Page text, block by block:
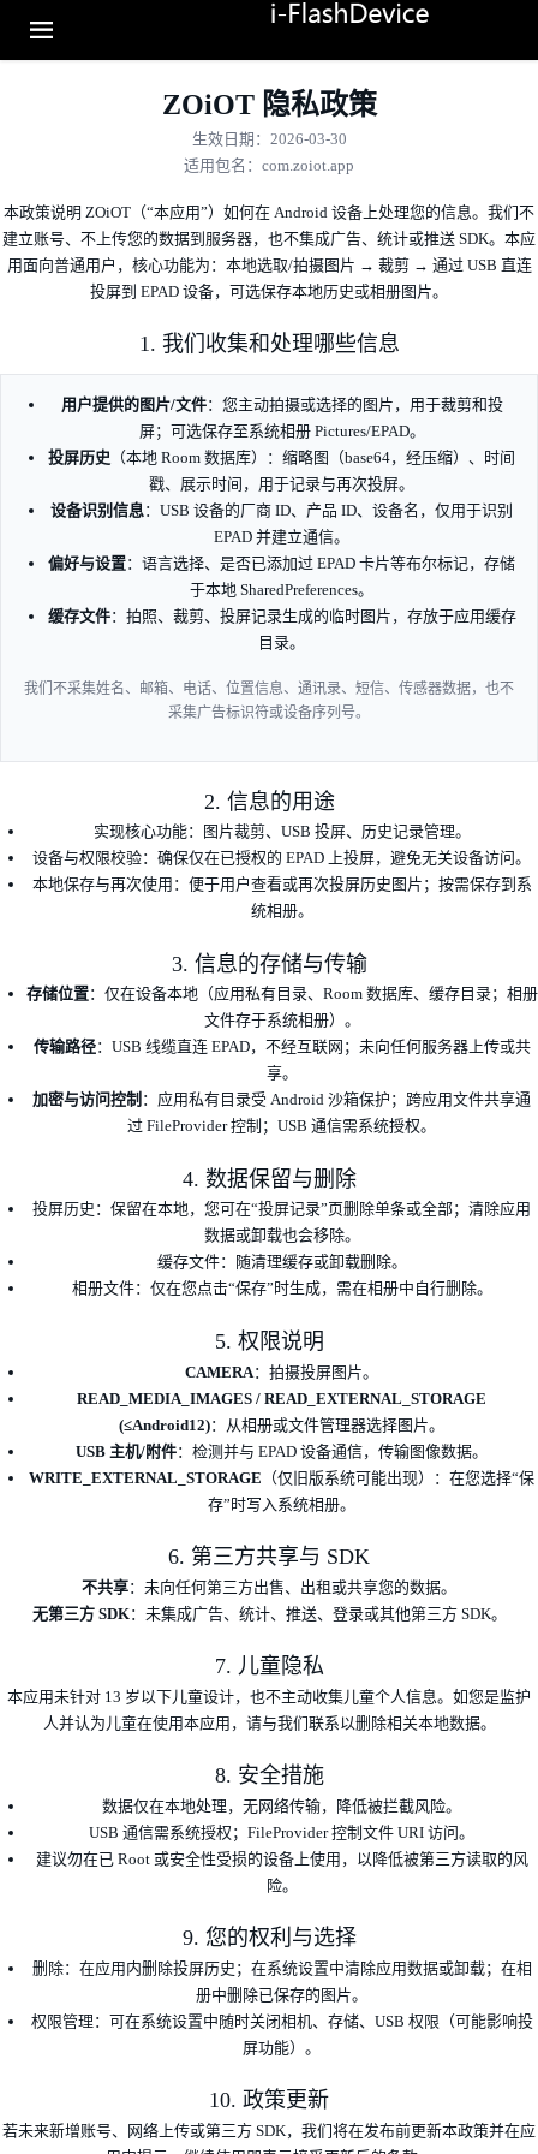
读卡器
ZOiOT 隐私政策
生效日期：2026-03-30
适用包名：com.zoiot.app
本政策说明 ZOiOT（“本应用”）如何在 Android 设备上处理您的信息。我们不
建立账号、不上传您的数据到服务器，也不集成广告、统计或推送 SDK。本应
用面向普通用户，核心功能为：本地选取/拍摄图片 → 裁剪 → 通过 USB 直连
投屏到 EPAD 设备，可选保存本地历史或相册图片。
1. 我们收集和处理哪些信息
用户提供的图片/文件：您主动拍摄或选择的图片，用于裁剪和投
屏；可选保存至系统相册 Pictures/EPAD。
投屏历史 （本地 Room 数据库）：缩略图（base64，经压缩）、时间
戳、展示时间，用于记录与再次投屏。
设备识别信息：USB 设备的厂商 ID、产品 ID、设备名，仅用于识别
EPAD 并建立通信。
偏好与设置：语言选择、是否已添加过 EPAD 卡片等布尔标记，存储
于本地 SharedPreferences。
缓存文件：拍照、裁剪、投屏记录生成的临时图片，存放于应用缓存
目录。
我们不采集姓名、邮箱、电话、位置信息、通讯录、短信、传感器数据，也不
采集广告标识符或设备序列号。
2. 信息的用途
实现核心功能：图片裁剪、USB 投屏、历史记录管理。
设备与权限校验：确保仅在已授权的 EPAD 上投屏，避免无关设备访问。
本地保存与再次使用：便于用户查看或再次投屏历史图片；按需保存到系
统相册。
3. 信息的存储与传输
存储位置：仅在设备本地（应用私有目录、Room 数据库、缓存目录；相册
文件存于系统相册）。
传输路径：USB 线缆直连 EPAD，不经互联网；未向任何服务器上传或共
享。
加密与访问控制 ：应用私有目录受 Android 沙箱保护；跨应用文件共享通
过 FileProvider 控制；USB 通信需系统授权。
4. 数据保留与删除
投屏历史：保留在本地，您可在“投屏记录”页删除单条或全部；清除应用
数据或卸载也会移除。
缓存文件：随清理缓存或卸载删除。
相册文件：仅在您点击“保存”时生成，需在相册中自行删除。
5. 权限说明
CAMERA：拍摄投屏图片。
READ_MEDIA_IMAGES / READ_EXTERNAL_STORAGE
(≤Android12)：从相册或文件管理器选择图片。
USB 主机/附件：检测并与 EPAD 设备通信，传输图像数据。
WRITE_EXTERNAL_STORAGE （仅旧版系统可能出现）：在您选择“保
存”时写入系统相册。
6. 第三方共享与 SDK
不共享：未向任何第三方出售、出租或共享您的数据。
无第三方 SDK：未集成广告、统计、推送、登录或其他第三方 SDK。
7. 儿童隐私
本应用未针对 13 岁以下儿童设计，也不主动收集儿童个人信息。如您是监护
人并认为儿童在使用本应用，请与我们联系以删除相关本地数据。
8. 安全措施
数据仅在本地处理，无网络传输，降低被拦截风险。
USB 通信需系统授权；FileProvider 控制文件 URI 访问。
建议勿在已 Root 或安全性受损的设备上使用，以降低被第三方读取的风
险。
9. 您的权利与选择
删除：在应用内删除投屏历史；在系统设置中清除应用数据或卸载；在相
册中删除已保存的图片。
权限管理：可在系统设置中随时关闭相机、存储、USB 权限（可能影响投
屏功能）。
10. 政策更新
若未来新增账号、网络上传或第三方 SDK，我们将在发布前更新本政策并在应